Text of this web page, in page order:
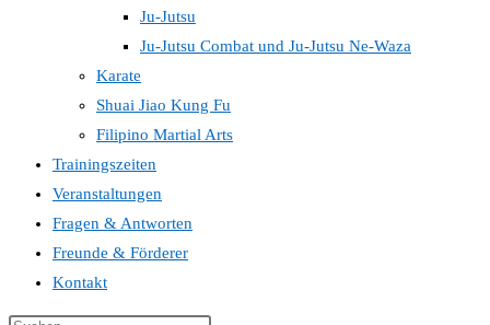
Ju-Jutsu
Ju-Jutsu Combat und Ju-Jutsu Ne-Waza
Karate
Shuai Jiao Kung Fu
Filipino Martial Arts
Trainingszeiten
Veranstaltungen
Fragen & Antworten
Freunde & Förderer
Kontakt